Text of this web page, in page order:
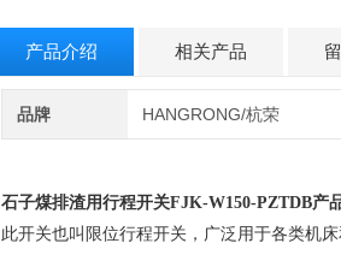
产品介绍 相关产品
品牌 HANGRONG/杭荣
石子煤排渣用行程开关FJK-W150-PZTDB产
此开关也叫限位行程开关，广泛用于各类机